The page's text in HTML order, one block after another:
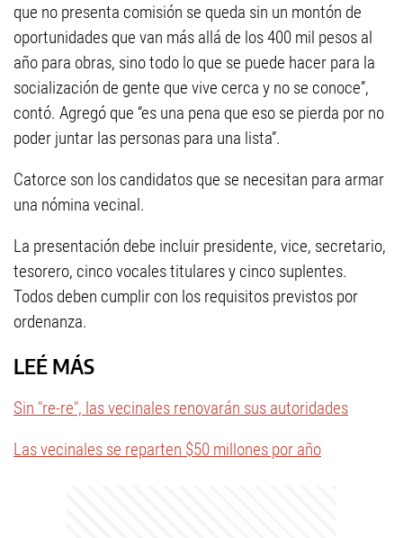
que no presenta comisión se queda sin un montón de
oportunidades que van más allá de los 400 mil pesos al
año para obras, sino todo lo que se puede hacer para la
socialización de gente que vive cerca y no se conoce”,
contó. Agregó que “es una pena que eso se pierda por no
poder juntar las personas para una lista”.
Catorce son los candidatos que se necesitan para armar
una nómina vecinal.
La presentación debe incluir presidente, vice, secretario,
tesorero, cinco vocales titulares y cinco suplentes.
Todos deben cumplir con los requisitos previstos por
ordenanza.
LEÉ MÁS
Sin "re-re", las vecinales renovarán sus autoridades
Las vecinales se reparten $50 millones por año